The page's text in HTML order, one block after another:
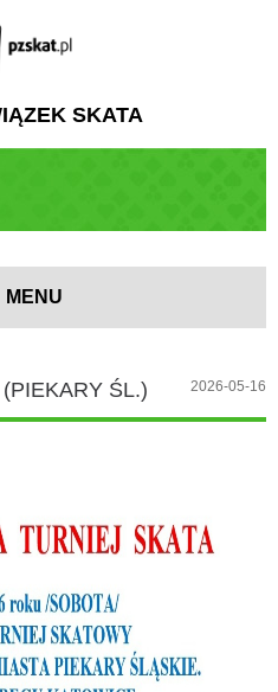
SKATA
MENU
ŚL.) 2026-05-16